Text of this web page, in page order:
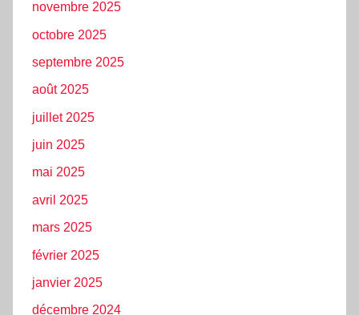
novembre 2025
octobre 2025
septembre 2025
août 2025
juillet 2025
juin 2025
mai 2025
avril 2025
mars 2025
février 2025
janvier 2025
décembre 2024